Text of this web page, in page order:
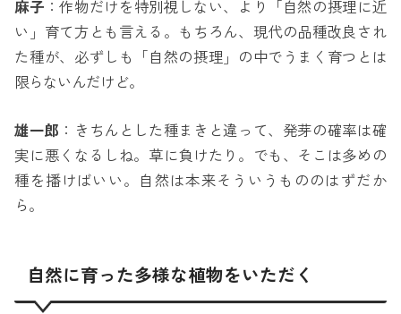
麻子 ：作物だけを特別視しない、より「自然の摂理に近
い」育て方とも言える。もちろん、現代の品種改良され
た種が、必ずしも「自然の摂理」の中でうまく育つとは
限らないんだけど。
雄一郎 ：きちんとした種まきと違って、発芽の確率は確
実に悪くなるしね。草に負けたり。でも、そこは多めの
種を播けばいい。自然は本来そういうもののはずだか
ら。
自然に育った多様な植物をいただく